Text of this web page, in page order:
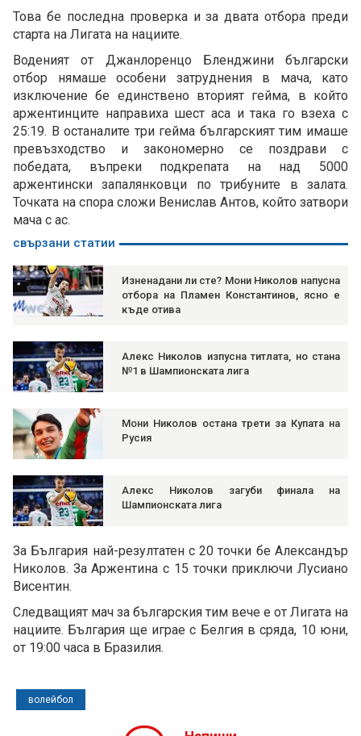
Това бе последна проверка и за двата отбора преди
старта на Лигата на нациите.
Воденият от Джанлоренцо Бленджини български
отбор нямаше особени затруднения в мача, като
изключение бе единствено вторият гейма, в който
аржентинците направиха шест аса и така го взеха с
25:19. В останалите три гейма българският тим имаше
превъзходство и закономерно се поздрави с
победата, въпреки подкрепата на над 5000
аржентински запалянковци по трибуните в залата.
Точката на спора сложи Венислав Антов, който затвори
мача с ас.
свързани статии
Изненадани ли сте? Мони Николов напусна
отбора на Пламен Константинов, ясно е
къде отива
Алекс Николов изпусна титлата, но стана
№1 в Шампионската лига
Мони Николов остана трети за Купата на
Русия
Алекс Николов загуби финала на
Шампионската лига
За България най-резултатен с 20 точки бе Александър
Николов. За Аржентина с 15 точки приключи Лусиано
Висентин.
Следващият мач за българския тим вече е от Лигата на
нациите. България ще играе с Белгия в сряда, 10 юни,
от 19:00 часа в Бразилия.
волейбол